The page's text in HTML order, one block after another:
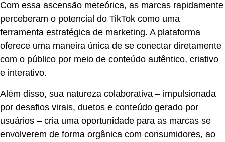
Com essa ascensão meteórica, as marcas rapidamente
perceberam o potencial do TikTok como uma
ferramenta estratégica de marketing. A plataforma
oferece uma maneira única de se conectar diretamente
com o público por meio de conteúdo autêntico, criativo
e interativo.
Além disso, sua natureza colaborativa – impulsionada
por desafios virais, duetos e conteúdo gerado por
usuários – cria uma oportunidade para as marcas se
envolverem de forma orgânica com consumidores, ao